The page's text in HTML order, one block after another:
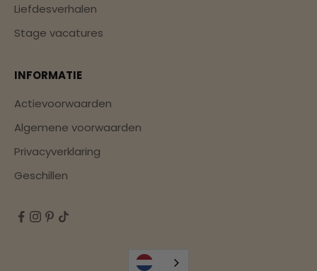
Liefdesverhalen
Stage vacatures
INFORMATIE
Actievoorwaarden
Algemene voorwaarden
Privacyverklaring
Geschillen